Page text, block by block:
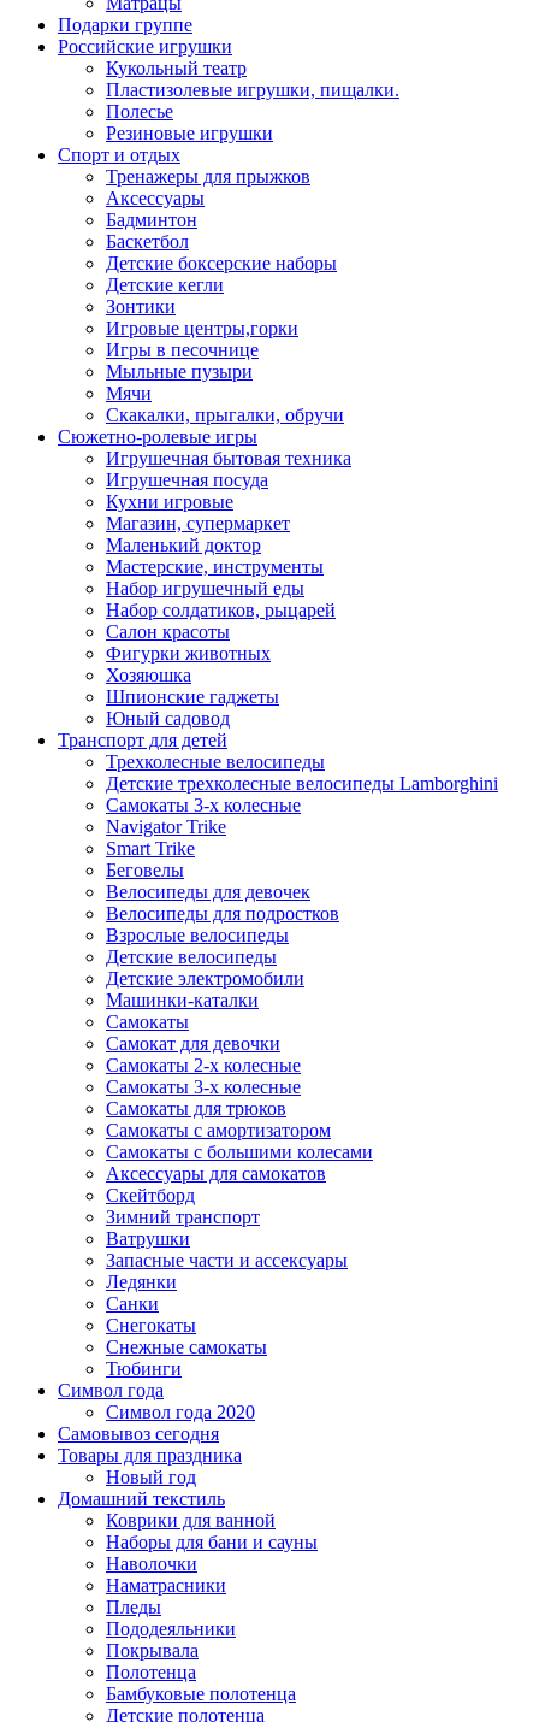
Подарки группе
Российские игрушки
Кукольный театр
Пластизолевые игрушки, пищалки.
Полесье
Резиновые игрушки
Спорт и отдых
Тренажеры для прыжков
Аксессуары
Бадминтон
Баскетбол
Детские боксерские наборы
Детские кегли
Зонтики
Игровые центры,горки
Игры в песочнице
Мыльные пузыри
Мячи
Скакалки, прыгалки, обручи
Сюжетно-ролевые игры
Игрушечная бытовая техника
Игрушечная посуда
Кухни игровые
Магазин, супермаркет
Маленький доктор
Мастерские, инструменты
Набор игрушечный еды
Набор солдатиков, рыцарей
Салон красоты
Фигурки животных
Хозяюшка
Шпионские гаджеты
Юный садовод
Транспорт для детей
Трехколесные велосипеды
Детские трехколесные велосипеды Lamborghini
Самокаты 3-х колесные
Navigator Trike
Smart Trike
Беговелы
Велосипеды для девочек
Велосипеды для подростков
Взрослые велосипеды
Детские велосипеды
Детские электромобили
Машинки-каталки
Самокаты
Самокат для девочки
Самокаты 2-х колесные
Самокаты 3-х колесные
Самокаты для трюков
Самокаты с амортизатором
Самокаты с большими колесами
Аксессуары для самокатов
Скейтборд
Зимний транспорт
Ватрушки
Запасные части и ассексуары
Ледянки
Санки
Снегокаты
Снежные самокаты
Тюбинги
Символ года
Символ года 2020
Самовывоз сегодня
Товары для праздника
Новый год
Домашний текстиль
Коврики для ванной
Наборы для бани и сауны
Наволочки
Наматрасники
Пледы
Пододеяльники
Покрывала
Полотенца
Бамбуковые полотенца
Детские полотенца